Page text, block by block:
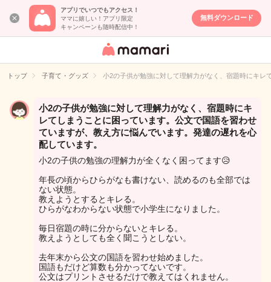
アプリでいつでもアクセス！
ママに嬉しい！アプリ限定
キャンペーンも随時配信中！
無料ダウンロード
女性専用匿名QA
イト
トップ 子育て・グッズ 小2の子供が勉強に対して理解力がなく、宿題時にキ
小2の子供が勉強に対して理解力がなく、宿題時にキ
レてしまうことに困っています。公文で国語を習わせ
ていますが、教え方に悩んでいます。発達の遅れを心
配しています。
小2の子供の勉強の理解力が全くなく困ってます😥
年長の頃からひらがなも書けない、読めるのも全部では
ない状態。
教えようとするとキレる。
ひらがなわからない状態で小学生になりました。
毎日宿題の時に分からないとキレる。
教えようとしても全く聞こうとしない。
去年末から公文の国語を習わせ始めました。
国語もだけど算数も分かってないです。
公文はプリントさせるだけで教えてはくれません。